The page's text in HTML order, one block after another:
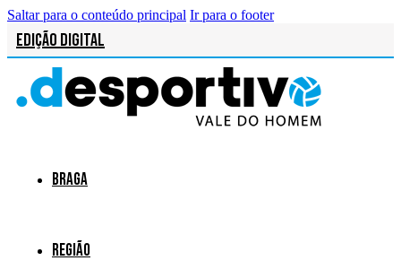
Saltar para o conteúdo principal Ir para o footer
Edição Digital
Braga
Região